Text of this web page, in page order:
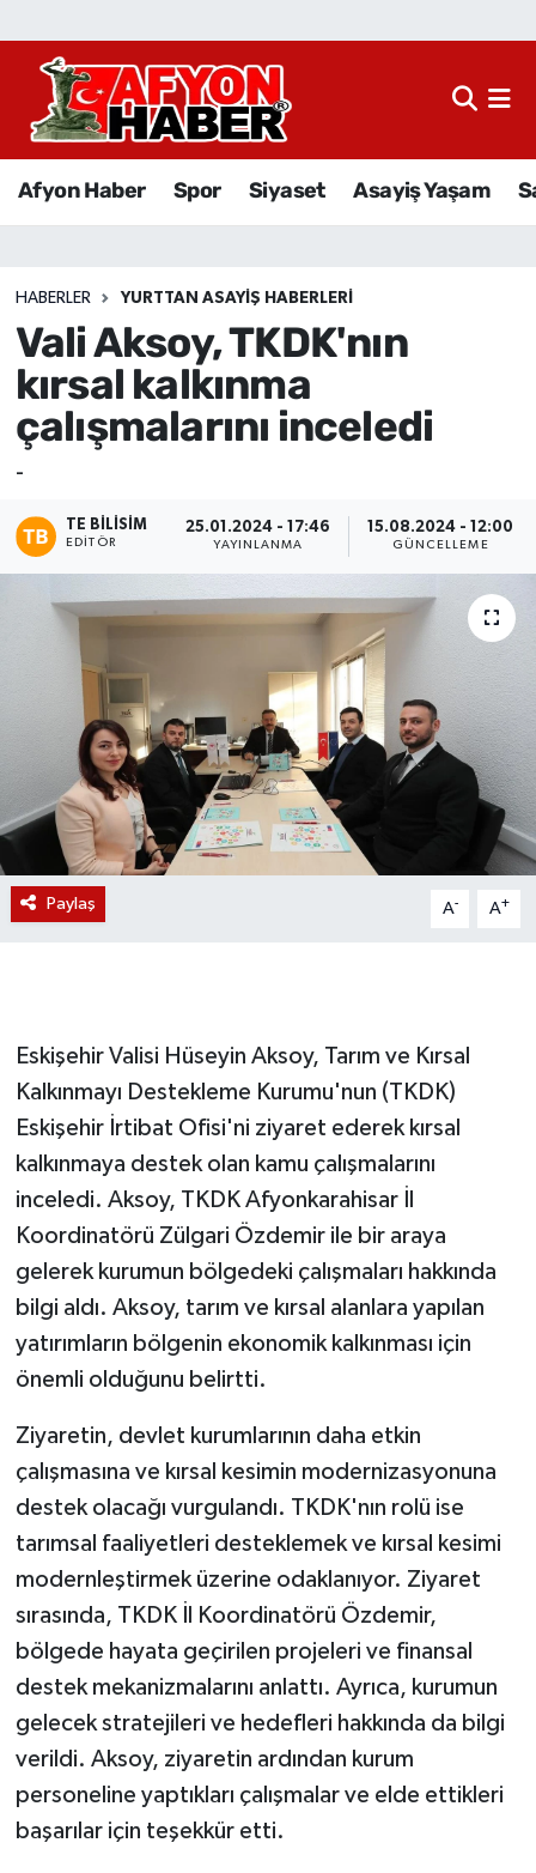
Afyon Haber Spor Siyaset Asayiş Yaşam
HABERLER YURTTAN ASAYIŞ HABERLERI
Vali Aksoy, TKDK'nın
kırsal kalkınma
çalışmalarını inceledi
-
TE BILISIM
EDITÖR
25.01.2024 - 17:46
YAYINLANMA
15.08.2024 - 12:00
GÜNCELLEME
Paylaş A- A+
Eskişehir Valisi Hüseyin Aksoy, Tarım ve Kırsal
Kalkınmayı Destekleme Kurumu'nun (TKDK)
Eskişehir İrtibat Ofisi'ni ziyaret ederek kırsal
kalkınmaya destek olan kamu çalışmalarını
inceledi. Aksoy, TKDK Afyonkarahisar İl
Koordinatörü Zülgari Özdemir ile bir araya
gelerek kurumun bölgedeki çalışmaları hakkında
bilgi aldı. Aksoy, tarım ve kırsal alanlara yapılan
yatırımların bölgenin ekonomik kalkınması için
önemli olduğunu belirtti.
Ziyaretin, devlet kurumlarının daha etkin
çalışmasına ve kırsal kesimin modernizasyonuna
destek olacağı vurgulandı. TKDK'nın rolü ise
tarımsal faaliyetleri desteklemek ve kırsal kesimi
modernleştirmek üzerine odaklanıyor. Ziyaret
sırasında, TKDK İl Koordinatörü Özdemir,
bölgede hayata geçirilen projeleri ve finansal
destek mekanizmalarını anlattı. Ayrıca, kurumun
gelecek stratejileri ve hedefleri hakkında da bilgi
verildi. Aksoy, ziyaretin ardından kurum
personeline yaptıkları çalışmalar ve elde ettikleri
başarılar için teşekkür etti.
Afyon Haber
Sağlık
Eğitim
Sivil Toplum
Ekonomi
Magazin
Etkinlikler